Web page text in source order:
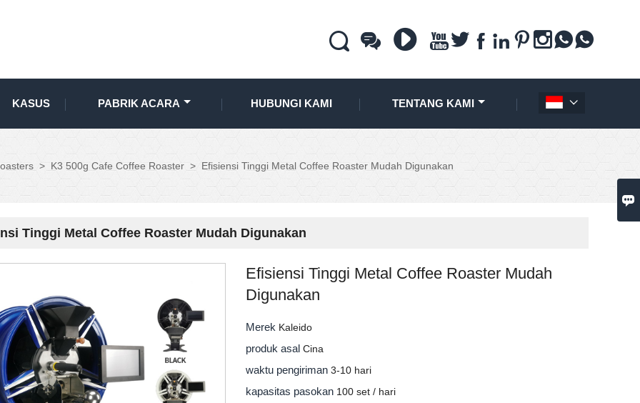

        
KASUS PABRIK ACARA HUBUNGI KAMI TENTANG KAMI 
> K3 500g Cafe Coffee Roaster > Efisiensi Tinggi Metal Coffee Roaster Mudah Digunakan
Tinggi Metal Coffee Roaster Mudah Digunakan
Efisiensi Tinggi Metal Coffee Roaster Mudah
Digunakan
Merek Kaleido
produk asalCina
waktu pengiriman3-10 hari
kapasitas pasokan 100 set / hari